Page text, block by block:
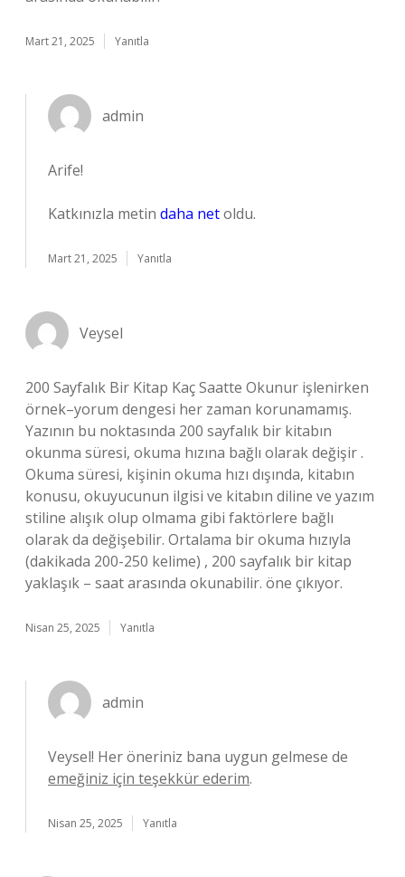
Mart 21, 2025 Yanıtla
admin
Arife!
Katkınızla metin daha netoldu.
Mart 21, 2025 Yanıtla
Veysel
200 Sayfalık Bir Kitap Kaç Saatte Okunur işlenirken
örnek–yorum dengesi her zaman korunamamış.
Yazının bu noktasında 200 sayfalık bir kitabın
okunma süresi, okuma hızına bağlı olarak değişir .
Okuma süresi, kişinin okuma hızı dışında, kitabın
konusu, okuyucunun ilgisi ve kitabın diline ve yazım
stiline alışık olup olmama gibi faktörlere bağlı
olarak da değişebilir. Ortalama bir okuma hızıyla
(dakikada 200-250 kelime) , 200 sayfalık bir kitap
yaklaşık – saat arasında okunabilir. öne çıkıyor.
Nisan 25, 2025 Yanıtla
admin
Veysel! Her öneriniz bana uygun gelmese de
emeğiniz için teşekkür ederim.
Nisan 25, 2025 Yanıtla